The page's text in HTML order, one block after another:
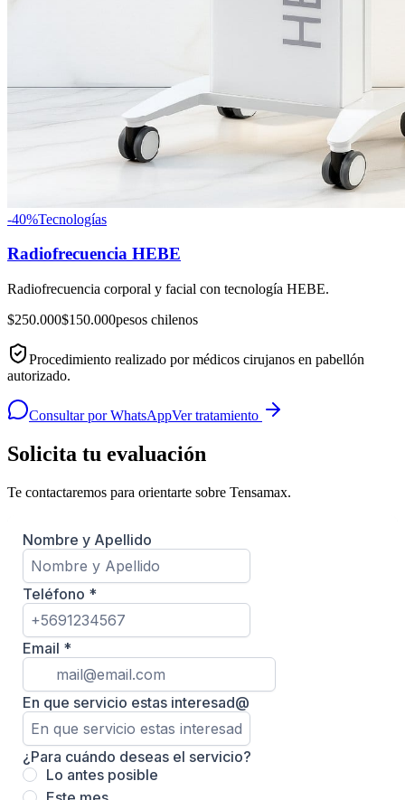
-40%Tecnologías
Radiofrecuencia HEBE
Radiofrecuencia corporal y facial con tecnología HEBE.
$250.000$150.000pesos chilenos
Procedimiento realizado por médicos cirujanos en pabellón
autorizado.
Consultar por WhatsAppVer tratamiento
Solicita tu evaluación
Te contactaremos para orientarte sobre Tensamax.